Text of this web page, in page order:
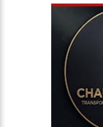
Entrevista
Entretenimento